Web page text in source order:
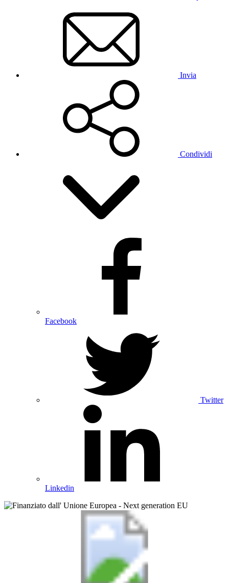
Invia
Condividi
Facebook
Twitter
Linkedin